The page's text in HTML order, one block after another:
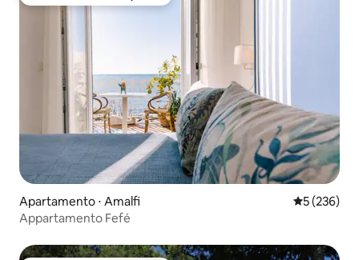
Apartamento ⋅ Amalfi 5 de uma
5 (236)
Appartamento Fefé